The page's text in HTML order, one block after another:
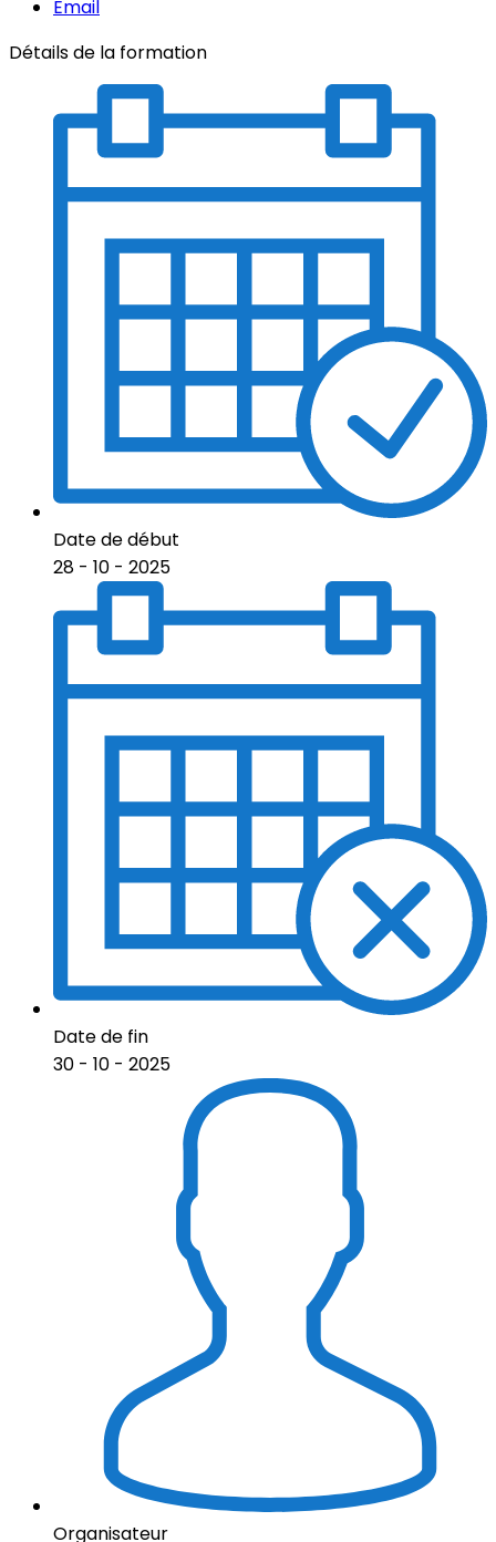
Email
Détails de la formation
Date de début
28 - 10 - 2025
Date de fin
30 - 10 - 2025
Organisateur